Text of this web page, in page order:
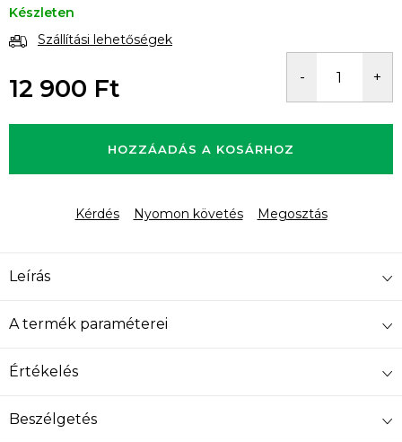
Készleten
Szállítási lehetőségek
12 900 Ft
HOZZÁADÁS A KOSÁRHOZ
Kérdés Nyomon követés Megosztás
Leírás
A termék paraméterei
Értékelés
Beszélgetés